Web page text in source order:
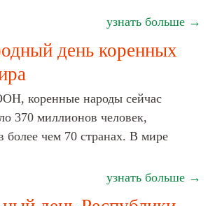
узнать больше →
день коренных
коренные народы сейчас
370 миллионов человек,
чем 70 странах. В мире
узнать больше →